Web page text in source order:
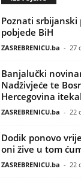
Poznati srbijanski
pobjede BiH
ZASREBRENICU.ba - 27
Banjalučki
Nadživjeće te
Hercegovina
ZASREBRENICU.ba - 22
Dodik ponovo
oni žive u tom
ZASREBRENICU.ba - 22